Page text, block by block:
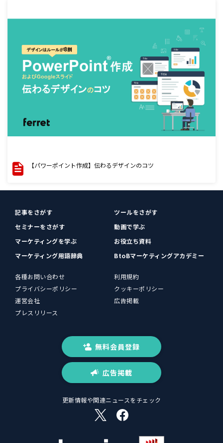
【パワーポイント作成】伝わるデザインのコツ
記事をさがす
ツールをさがす
セミナーをさがす
動画で学ぶ
マーケティングを学ぶ
お役立ち資料
マーケティング用語辞典
BtoBマーケティングアカデミー
各種お問い合わせ
利用規約
プライバシーポリシー
クッキーポリシー
運営会社
広告掲載
プレスリリース
無料会員登録
広告掲載
更新情報や関連ニュースをチェック